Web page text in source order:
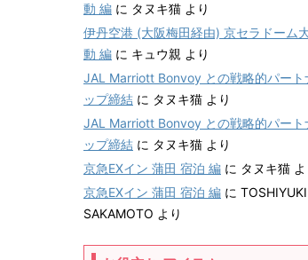
動 編 に タヌキ猫 より
伊丹空港 (大阪梅田経由) 京セラドーム
動 編 に キュウ親 より
JAL Marriott Bonvoy との戦略的パート
ップ締結 に タヌキ猫 より
JAL Marriott Bonvoy との戦略的パート
ップ締結 に タヌキ猫 より
京急EXイン 蒲田 宿泊 編 に タヌキ猫
京急EXイン 蒲田 宿泊 編 に TOSHIYUKI
SAKAMOTO より